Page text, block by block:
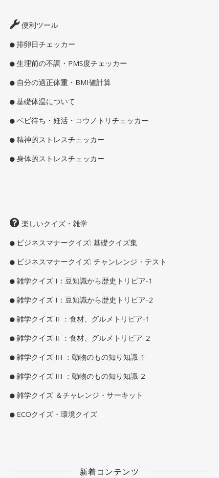
便利ツール
排卵日チェッカー
生理前の不調・PMS度チェッカー
自分の適正体重・BMI値計算
基礎体温について
ベビ待ち・妊活・コウノトリチェッカー
精神的ストレスチェッカー
身体的ストレスチェッカー
楽しいクイズ・雑学
ビジネスマナークイズ: 基礎クイズ集
ビジネスマナークイズ: チャンレンジ・テスト
雑学クイズ I：豆知識から歴史トリビア-1
雑学クイズ I：豆知識から歴史トリビア-2
雑学クイズ II ：食材、グルメトリビア-1
雑学クイズ II ：食材、グルメトリビア-2
雑学クイズ III ：動物のもの知り知識-1
雑学クイズ III ：動物のもの知り知識-2
雑学クイズ ＆チャレンジ・サーキット
ECOクイズ・環境クイズ
新着コンテンツ